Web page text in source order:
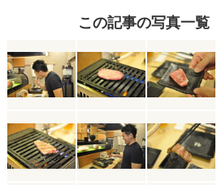
この記事の写真一覧